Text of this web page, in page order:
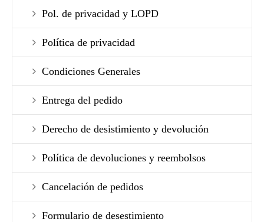
Pol. de privacidad y LOPD
Política de privacidad
Condiciones Generales
Entrega del pedido
Derecho de desistimiento y devolución
Política de devoluciones y reembolsos
Cancelación de pedidos
Formulario de desestimiento